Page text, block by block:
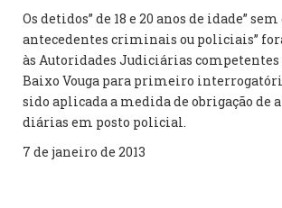
Os detidos” de 18 e 20 anos de idade”
antecedentes criminais ou policiais”
às Autoridades Judiciárias competentes
Baixo Vouga para primeiro
sido aplicada a medida de obrigação de
diárias em posto policial.
7 de janeiro de 2013